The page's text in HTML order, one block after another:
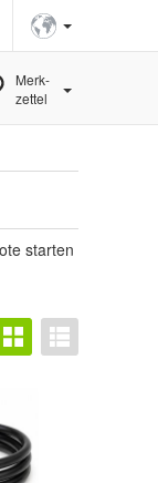
Merk-
zettel
starten